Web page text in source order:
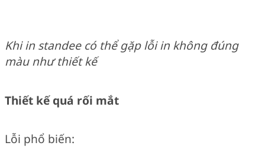
Khi in standee có thể gặp lỗi in không đúng
màu như thiết kế
Thiết kế quá rối mắt
Lỗi phổ biến: